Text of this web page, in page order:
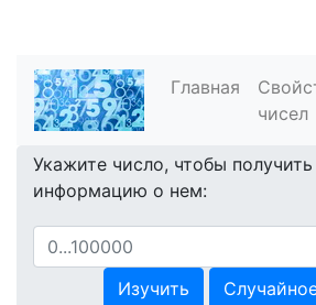
Главная
чисел
Укажите число, чтобы
информацию о нем:
Изучить